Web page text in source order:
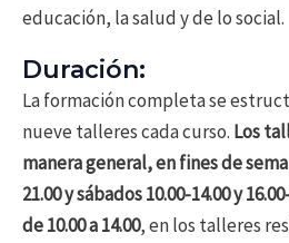
educación, la salud y de lo social.
Duración:
La formación completa se
nueve talleres cada curso. Los
manera general, en fines de
21.00 y sábados 10.00-14.00 y
de 10.00 a 14.00, en los talleres